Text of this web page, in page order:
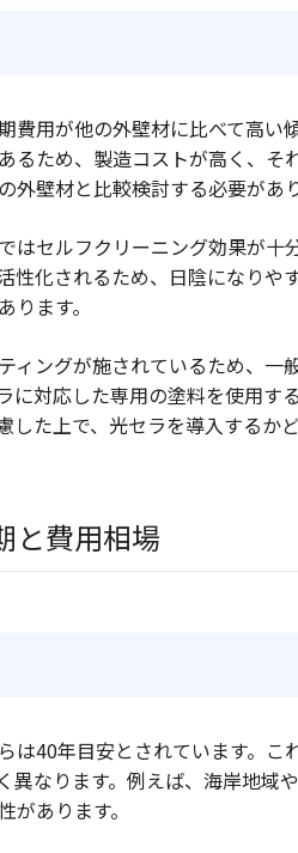
用が他の外壁材に比べて高い
るため、製造コストが高く、そ
壁材と比較検討する必要があり
はセルフクリーニング効果が
性化されるため、日陰になりや
ます。
ィングが施されているため、一
に対応した専用の塗料を使用
た上で、光セラを導入するか
と費用相場
は40年目安とされています。
異なります。例えば、海岸地域
あります。